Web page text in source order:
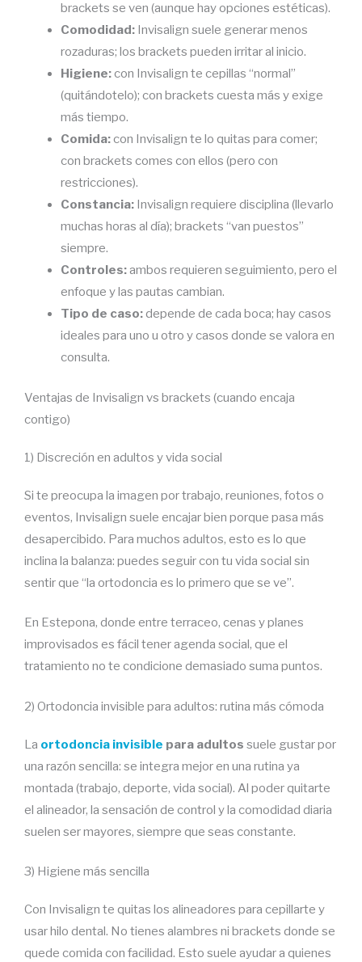
brackets se ven (aunque hay opciones estéticas).
Comodidad: Invisalign suele generar menos
rozaduras; los brackets pueden irritar al inicio.
Higiene: con Invisalign te cepillas “normal”
(quitándotelo); con brackets cuesta más y exige
más tiempo.
Comida: con Invisalign te lo quitas para comer;
con brackets comes con ellos (pero con
restricciones).
Constancia: Invisalign requiere disciplina (llevarlo
muchas horas al día); brackets “van puestos”
siempre.
Controles:ambos requieren seguimiento, pero el
enfoque y las pautas cambian.
Tipo de caso:depende de cada boca; hay casos
ideales para uno u otro y casos donde se valora en
consulta.
Ventajas de Invisalign vs brackets (cuando encaja
contigo)
1) Discreción en adultos y vida social
Si te preocupa la imagen por trabajo, reuniones, fotos o
eventos, Invisalign suele encajar bien porque pasa más
desapercibido. Para muchos adultos, esto es lo que
inclina la balanza: puedes seguir con tu vida social sin
sentir que “la ortodoncia es lo primero que se ve”.
En Estepona, donde entre terraceo, cenas y planes
improvisados es fácil tener agenda social, que el
tratamiento no te condicione demasiado suma puntos.
2) Ortodoncia invisible para adultos: rutina más cómoda
La ortodoncia invisible para adultos suele gustar por
una razón sencilla: se integra mejor en una rutina ya
montada (trabajo, deporte, vida social). Al poder quitarte
el alineador, la sensación de control y la comodidad diaria
suelen ser mayores, siempre que seas constante.
3) Higiene más sencilla
Con Invisalign te quitas los alineadores para cepillarte y
usar hilo dental. No tienes alambres ni brackets donde se
quede comida con facilidad. Esto suele ayudar a quienes